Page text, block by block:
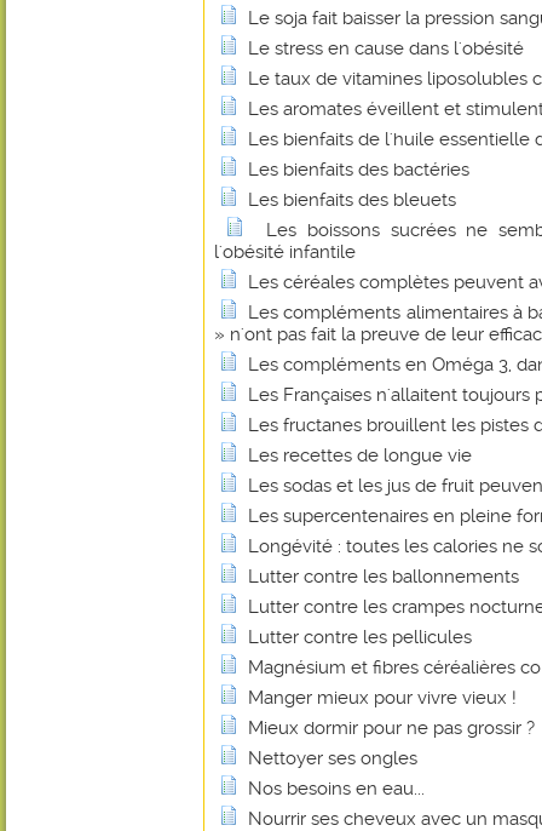
Le soja fait baisser la pression
Le stress en cause dans l'obésité
Le taux de vitamines liposolubles
Les aromates éveillent et
Les bienfaits de l'huile essentielle
Les bienfaits des bactéries
Les bienfaits des bleuets
Les boissons sucrées ne
l'obésité infantile
Les céréales complètes peuvent
Les compléments alimentaires à
» n'ont pas fait la preuve de leur
Les compléments en Oméga 3,
Les Françaises n'allaitent toujours
Les fructanes brouillent les pistes
Les recettes de longue vie
Les sodas et les jus de fruit
Les supercentenaires en pleine
Longévité : toutes les calories ne
Lutter contre les ballonnements
Lutter contre les crampes
Lutter contre les pellicules
Magnésium et fibres céréalières
Manger mieux pour vivre vieux !
Mieux dormir pour ne pas grossir ?
Nettoyer ses ongles
Nos besoins en eau...
Nourrir ses cheveux avec un